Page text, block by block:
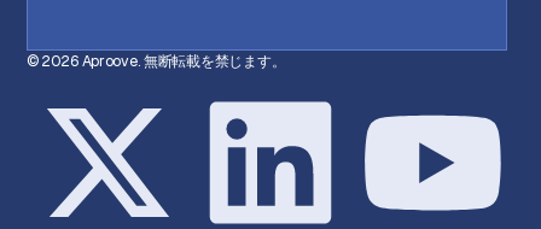
© 2026 Aproove. 無断転載を禁じます。